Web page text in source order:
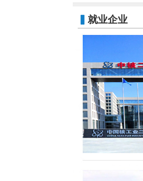
就业企业